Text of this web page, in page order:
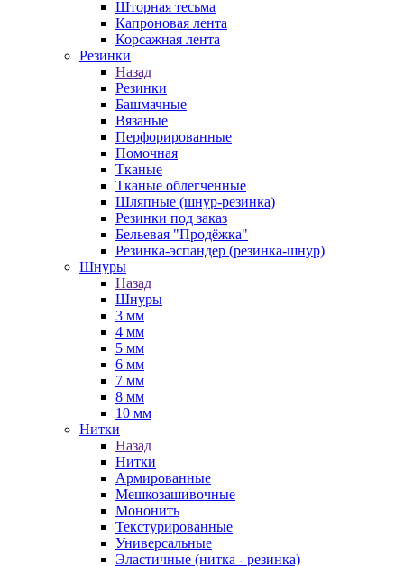
Шторная тесьма
Капроновая лента
Корсажная лента
Резинки
Назад
Резинки
Башмачные
Вязаные
Перфорированные
Помочная
Тканые
Тканые облегченные
Шляпные (шнур-резинка)
Резинки под заказ
Бельевая "Продёжка"
Резинка-эспандер (резинка-шнур)
Шнуры
Назад
Шнуры
3 мм
4 мм
5 мм
6 мм
7 мм
8 мм
10 мм
Нитки
Назад
Нитки
Армированные
Мешкозашивочные
Мононить
Текстурированные
Универсальные
Эластичные (нитка - резинка)